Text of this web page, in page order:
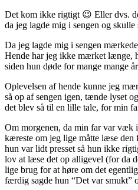
Det kom ikke rigtigt 😉 Eller dvs.
da jeg lagde mig i sengen og
Da jeg lagde mig i sengen
Hende har jeg ikke mærket længe,
siden hun døde for mange mange
Oplevelsen af hende kunne jeg
så op af sengen igen, tænde lyset
det blev så til en lille tale, for min
Om morgenen, da min far var væk
kæreste om jeg lige måtte læse den
hun var lidt presset så hun ikke
lov at læse det op alligevel (for da
lige brug for at høre om det
færdig sagde hun “Det var smukt”